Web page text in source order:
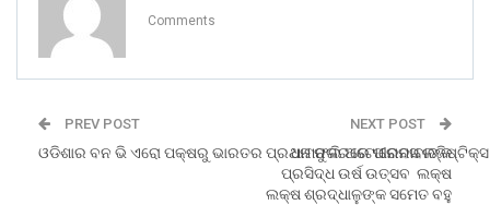
Comments
PREV POST
ଓଡିଶାର ବନ ଭି ଏରୋ ପକ୍ଷରୁ ଭାରତର ପ୍ରଥମ ଫୁଲି ଅଟୋନୋମସ ଲଜିଷ୍ଟିକ୍ସ
NEXT POST
ଧାମନଗରରେ ପୀରବାବାଙ୍କ
ପ୍ରସିଦ୍ଧ ଉର୍ଷ ଉତ୍ସବ ଲକ୍ଷ
ଲକ୍ଷ ଶ୍ରଦ୍ଧାଳୁଙ୍କ ସମେତ ବହୁ